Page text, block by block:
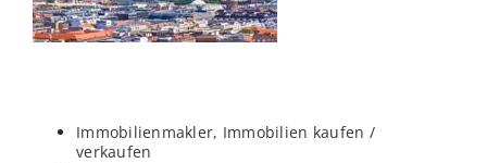
Immobilienmakler, Immobilien kaufen /
verkaufen